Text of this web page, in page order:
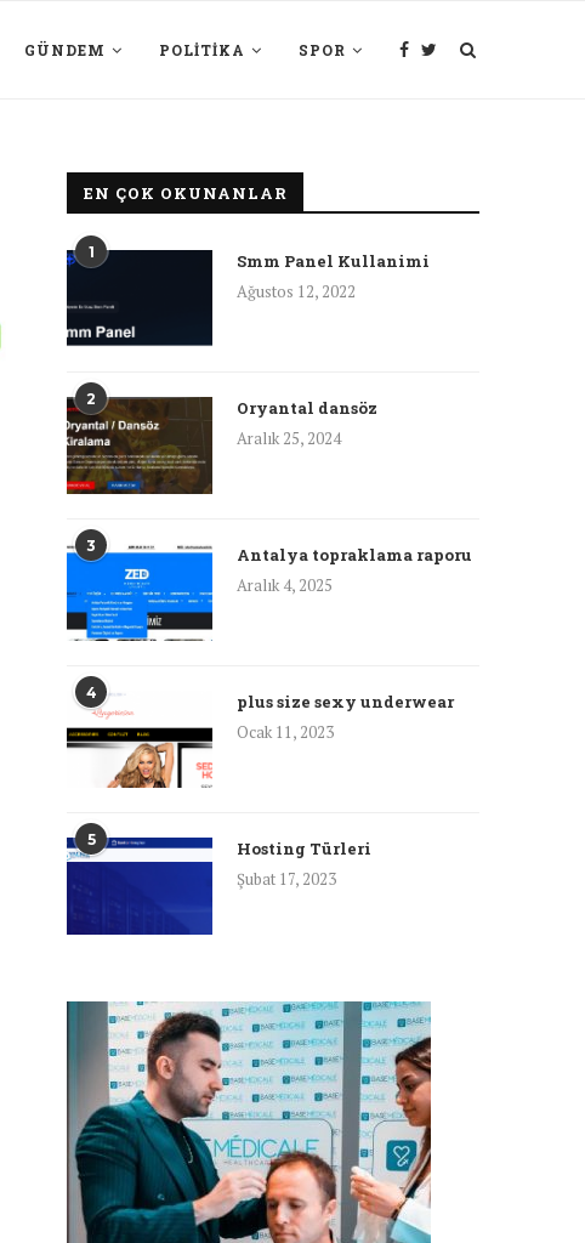
GÜNDEM POLITIKA SPOR
EN ÇOK OKUNANLAR
1
Smm Panel Kullanimi
Ağustos 12, 2022
2
Oryantal dansöz
Aralık 25, 2024
3
Antalya topraklama raporu
Aralık 4, 2025
4
plus size sexy underwear
Ocak 11, 2023
5
Hosting Türleri
Şubat 17, 2023